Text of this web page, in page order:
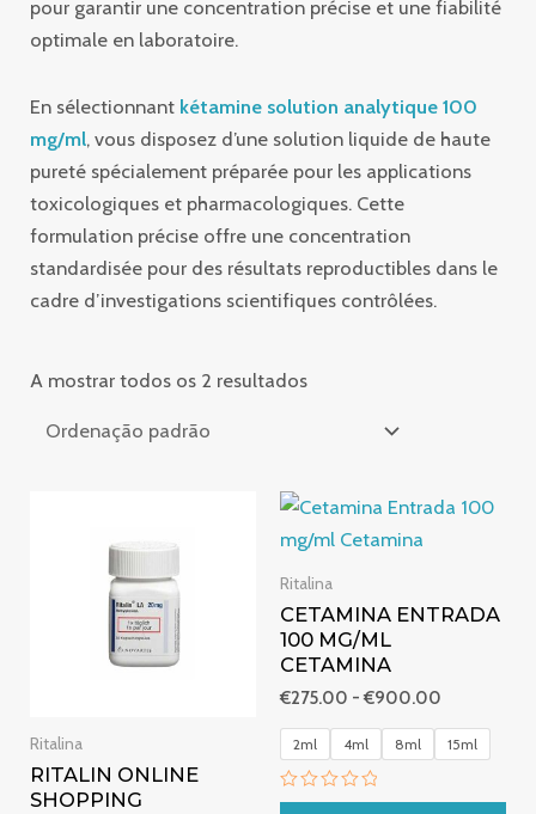
pour garantir une concentration précise et une fiabilité
optimale en laboratoire.
En sélectionnant kétamine solution analytique 100
mg/ml, vous disposez d’une solution liquide de haute
pureté spécialement préparée pour les applications
toxicologiques et pharmacologiques. Cette
formulation précise offre une concentration
standardisée pour des résultats reproductibles dans le
cadre d’investigations scientifiques contrôlées.
A mostrar todos os 2 resultados
Ritalina
RITALIN ONLINE
SHOPPING
Ritalina
CETAMINA ENTRADA
100 MG/ML
CETAMINA
€275.00 - €900.00
Gama
€900.00
2ml 4ml 8ml 15ml
Avaliação